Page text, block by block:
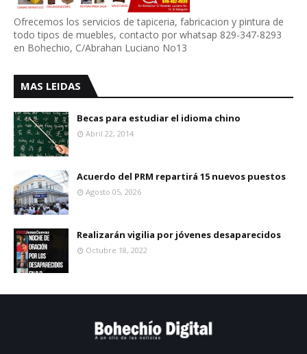
Ofrecemos los servicios de tapiceria, fabricacion y pintura de
todo tipos de muebles, contacto por whatsap 829-347-8293
en Bohechio, C/Abrahan Luciano No13
MAS LEIDAS
Becas para estudiar el idioma chino
Abril 22, 2014
Acuerdo del PRM repartirá 15 nuevos puestos
Agosto 05, 2026
Realizarán vigilia por jóvenes desaparecidos
Octubre 18, 2022